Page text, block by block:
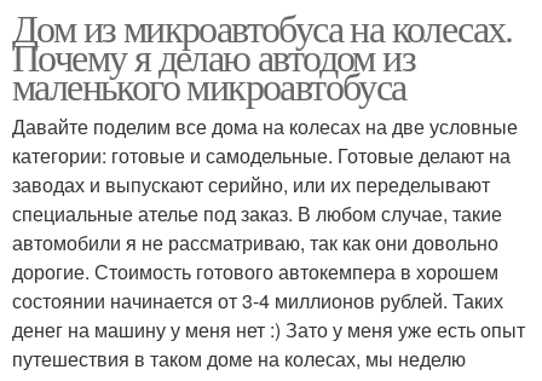
Дом из микроавтобуса на колесах.
Почему я делаю автодом из
маленького микроавтобуса
Давайте поделим все дома на колесах на две условные
категории: готовые и самодельные. Готовые делают на
заводах и выпускают серийно, или их переделывают
специальные ателье под заказ. В любом случае, такие
автомобили я не рассматриваю, так как они довольно
дорогие. Стоимость готового автокемпера в хорошем
состоянии начинается от 3-4 миллионов рублей. Таких
денег на машину у меня нет :) Зато у меня уже есть опыт
путешествия в таком доме на колесах, мы неделю